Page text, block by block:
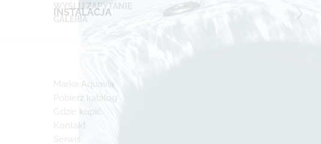
WYŚLIJ ZAPYTANIE
GALERIA
Marka Aquavia
Pobierz katalog
Gdzie kupić
Kontakt
Serwis
INSTALACJA